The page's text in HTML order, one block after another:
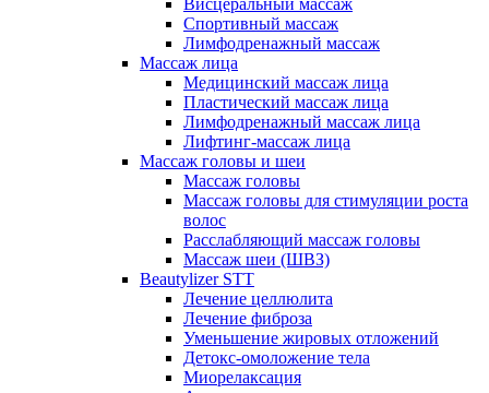
Висцеральный массаж
Спортивный массаж
Лимфодренажный массаж
Массаж лица
Медицинский массаж лица
Пластический массаж лица
Лимфодренажный массаж лица
Лифтинг-массаж лица
Массаж головы и шеи
Массаж головы
Массаж головы для стимуляции роста
волос
Расслабляющий массаж головы
Массаж шеи (ШВЗ)
Beautylizer STT
Лечение целлюлита
Лечение фиброза
Уменьшение жировых отложений
Детокс-омоложение тела
Миорелаксация